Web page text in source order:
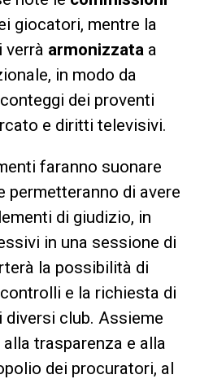
giocatori, mentre la
verrà armonizzata a
in modo da
dei proventi
e diritti televisivi.
faranno suonare
permetteranno di avere
di giudizio, in
in una sessione di
la possibilità di
e la richiesta di
diversi club. Assieme
trasparenza e alla
dei procuratori, al